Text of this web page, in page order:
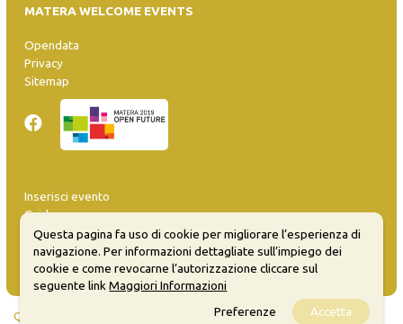
MATERA WELCOME EVENTS
Opendata
Privacy
Sitemap
Inserisci evento
Guida
FAQ
info@materaevents.it
Quanto realizzato è sottoposto a licenza CC-BY-SA che permette di
Questa pagina fa uso di cookie per migliorare l’esperienza di
navigazione. Per informazioni dettagliate sull’impiego dei
cookie e come revocarne l’autorizzazione cliccare sul
seguente linkMaggiori Informazioni
Preferenze
Accetta